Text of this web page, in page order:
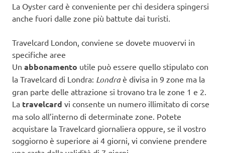
La Oyster card è conveniente per chi desidera spingersi
anche fuori dalle zone più battute dai turisti.
Travelcard London, conviene se dovete muovervi in
specifiche aree
Un abbonamento utile può essere quello stipulato con
la Travelcard di Londra: Londraè divisa in 9 zone ma la
gran parte delle attrazione si trovano tra le zone 1 e 2.
La travelcard vi consente un numero illimitato di corse
ma solo all’interno di determinate zone. Potete
acquistare la Travelcard giornaliera oppure, se il vostro
soggiorno è superiore ai 4 giorni, vi conviene prendere